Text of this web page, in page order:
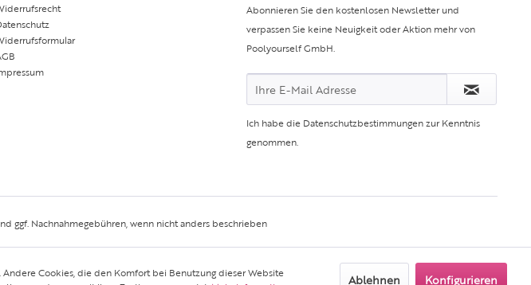
Abonnieren Sie den kostenlosen Newsletter und
verpassen Sie keine Neuigkeit oder Aktion mehr von
Poolyourself GmbH.
Ich habe die Datenschutzbestimmungenzur Kenntnis
genommen.
ggf. Nachnahmegebühren, wenn nicht anders beschrieben
Cookies, die den Komfort bei Benutzung dieser Website
Ablehnen Konfigurieren